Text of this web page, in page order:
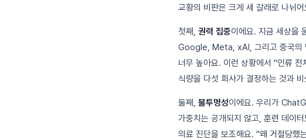
교황의 비판은 크게 세 갈래로 나뉘어
첫째, 권력 집중이에요. 지금 세상을
Google, Meta, xAI, 그리고 중국의
너무 높아요. 이런 상황에서 "인류
식량을 다섯 회사가 결정하는 것과
둘째, 불투명성이에요. 우리가
가중치는 공개되지 않고, 훈련 데이
의료 진단을 보조해요. "왜 거절당했